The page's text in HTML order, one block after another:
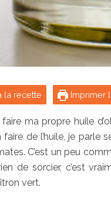
la recette Imprimer
ma propre huile
de l’huile, je parle
C’est un peu
de sorcier, c’est
vert.